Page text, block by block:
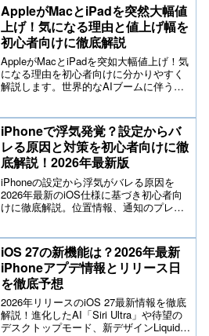
AppleがMacとiPadを突然大幅値
上げ！気になる理由と値上げ幅を
初心者向けに徹底解説
AppleがMacとiPadを突如大幅値上げ！気
になる理由を初心者向けに分かりやすく
解説します。世界的なAIブームに伴うメ
詳しい値上げ幅や、今からできる認定整
備済製品などの賢い対策まで役立つ情報
を網羅。
iPhoneで浮気発覚？設定からバ
レる原因と対策を初心者向けに徹
底解説！2026年最新版
iPhoneの設定から浮気がバレる原因を
2026年最新のiOS仕様に基づき初心者向
けに徹底解説。位置情報、通知のプレビ
いためのプライバシー設定や、Amazon
で人気の最新ガジェットも紹介し、スマ
ホの安全管理をサポートします。
iOS 27の新機能は？2026年最新
iPhoneアプデ情報とリリース日
を徹底予想
2026年リリースのiOS 27最新情報を徹底
解説！進化したAI「Siri Ultra」や待望の
デスクトップモード、新デザインLiquid